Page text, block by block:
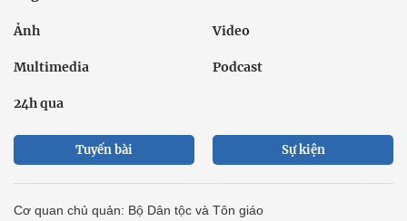
Ảnh Video
Multimedia Podcast
24h qua
Tuyến bài Sự kiện
Cơ quan chủ quản: Bộ Dân tộc và Tôn giáo